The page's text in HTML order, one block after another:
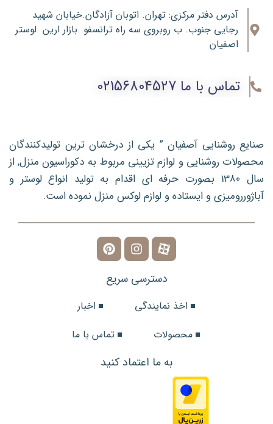
آدرس دفتر مرکزی: تهران. اتوبان آزادگان.خیابان شهید
رجایی جنوب. ب روبروی سه راه ترانسفو .بازار ارین .لوستر
اصفیان
تماس با ما 02156804527
صنایع روشنایی آصفیان ” یکی از درخشان ترین تولیدکنندگان
محصولات روشنایی و لوازم تزیینی مربوط به دکوراسیون منزل, از
سال 1380 بصورت حرفه ای اقدام به تولید انواع لوستر و
آباژوررومیزی و ایستاده و لوازم لوکس منزل نموده است.
دسترسی سریع
اخذ نمایندگی
اخبار
محصولات
تماس با ما
به ما اعتماد کنید